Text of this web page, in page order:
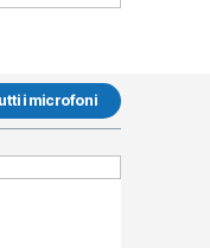
i microfoni